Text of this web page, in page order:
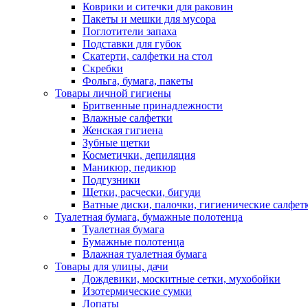
Коврики и ситечки для раковин
Пакеты и мешки для мусора
Поглотители запаха
Подставки для губок
Скатерти, салфетки на стол
Скребки
Фольга, бумага, пакеты
Товары личной гигиены
Бритвенные принадлежности
Влажные салфетки
Женская гигиена
Зубные щетки
Косметички, депиляция
Маникюр, педикюр
Подгузники
Щетки, расчески, бигуди
Ватные диски, палочки, гигиенические
Туалетная бумага, бумажные полотенца
Туалетная бумага
Бумажные полотенца
Влажная туалетная бумага
Товары для улицы, дачи
Дождевики, москитные сетки, мухобойки
Изотермические сумки
Лопаты